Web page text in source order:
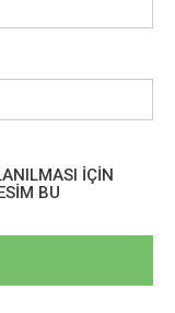
IÇIN
BU